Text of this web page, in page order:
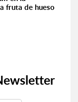
fruta de hueso